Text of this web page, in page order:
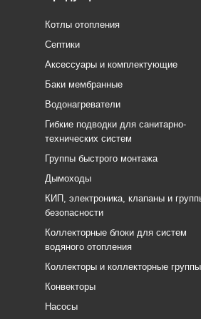
Котлы отопления
Септики
Аксессуары и комплектующие
Баки мембранные
Водонагреватели
Гибкие подводки для санитарно-
технических систем
Группы быстрого монтажа
Дымоходы
КИП, электроника, клапаны и
безопасности
Коллекторные блоки для систем
водяного отопления
Коллекторы и коллекторные группы
Конвекторы
Насосы